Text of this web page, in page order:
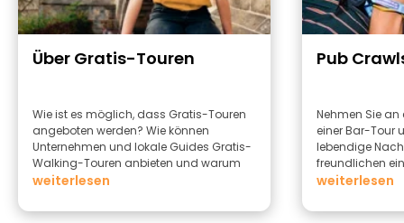
Über Gratis-Touren
Wie ist es möglich, dass Gratis-Touren
angeboten werden? Wie können
Unternehmen und lokale Guides Gratis-
Walking-Touren anbieten und warum
sollten Sie diese anbieten?
weiterlesen
Pub
Nehmen Sie an
einer Bar-Tour
lebendige
freundlichen
erleben.
weiterlesen